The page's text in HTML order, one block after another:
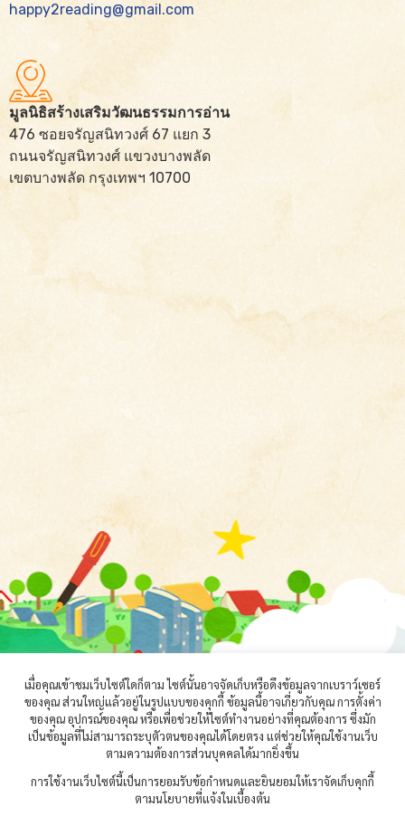
happy2reading@gmail.com
มูลนิธิสร้างเสริมวัฒนธรรมการอ่าน
476 ซอยจรัญสนิทวงศ์ 67 แยก 3
ถนนจรัญสนิทวงศ์ แขวงบางพลัด
เขตบางพลัด กรุงเทพฯ 10700
เมื่อคุณเข้าชมเว็บไซต์ใดก็ตาม ไซต์นั้นอาจจัดเก็บหรือดึงข้อมูลจากเบราว์เซอร์
ของคุณ ส่วนใหญ่แล้วอยู่ในรูปแบบของคุกกี้ ข้อมูลนี้อาจเกี่ยวกับคุณ การตั้งค่า
ของคุณ อุปกรณ์ของคุณ หรือเพื่อช่วยให้ไซต์ทำงานอย่างที่คุณต้องการ ซึ่งมัก
เป็นข้อมูลที่ไม่สามารถระบุตัวตนของคุณได้โดยตรง แต่ช่วยให้คุณใช้งานเว็บ
ตามความต้องการส่วนบุคคลได้มากยิ่งขึ้น
การใช้งานเว็บไซต์นี้เป็นการยอมรับข้อกำหนดและยินยอมให้เราจัดเก็บคุกกี้
ตามนโยบายที่แจ้งในเบื้องต้น